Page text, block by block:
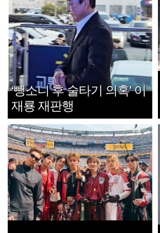
‘뺑소니 후 술타기 의혹’ 이
재룡 재판행